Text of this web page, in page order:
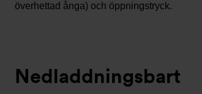
överhettad ånga) och öppningstryck.
Nedladdningsbart